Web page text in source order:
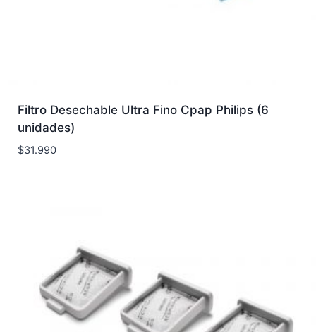
Filtro Desechable Ultra Fino Cpap Philips (6
unidades)
$31.990